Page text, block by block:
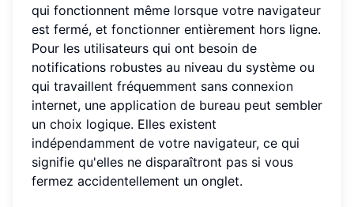
qui fonctionnent même lorsque votre navigateur
est fermé, et fonctionner entièrement hors ligne.
Pour les utilisateurs qui ont besoin de
notifications robustes au niveau du système ou
qui travaillent fréquemment sans connexion
internet, une application de bureau peut sembler
un choix logique. Elles existent
indépendamment de votre navigateur, ce qui
signifie qu'elles ne disparaîtront pas si vous
fermez accidentellement un onglet.